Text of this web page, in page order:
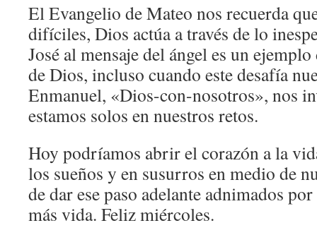
El Evangelio de Mateo nos recuerda
difíciles, Dios actúa a través de lo
José al mensaje del ángel es un
de Dios, incluso cuando este desafía
Enmanuel, «Dios-con-nosotros», nos
estamos solos en nuestros retos.
Hoy podríamos abrir el corazón a la
los sueños y en susurros en medio de
de dar ese paso adelante adnimados
más vida. Feliz miércoles.